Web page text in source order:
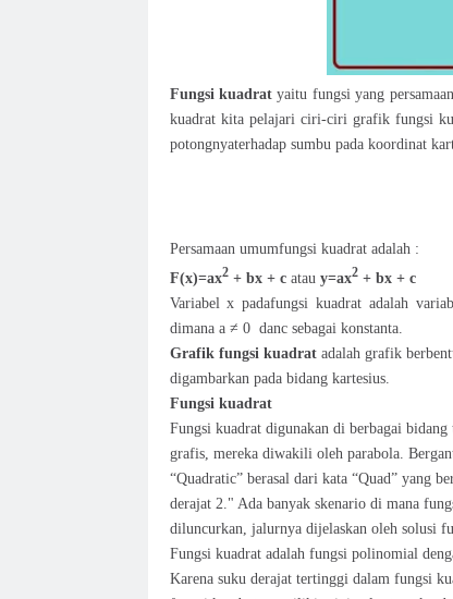
Fungsi kuadratyaitu fungsi yang
kuadrat kita pelajari ciri-ciri grafik fungsi
potongnyaterhadap sumbu pada koordinat
Persamaan umumfungsi kuadrat adalah :
F(x)=ax2+ bx + catau y=ax2+ bx + c
Variabel x padafungsi kuadrat adalah
dimana a ≠ 0 danc sebagai konstanta.
Grafik fungsi kuadratadalah grafik
digambarkan pada bidang kartesius.
Fungsi kuadrat
Fungsi kuadrat digunakan di berbagai
grafis, mereka diwakili oleh parabola.
“Quadratic” berasal dari kata “Quad” yang
derajat 2." Ada banyak skenario di mana
diluncurkan, jalurnya dijelaskan oleh solusi
Fungsi kuadrat adalah fungsi polinomial
Karena suku derajat tertinggi dalam fungsi